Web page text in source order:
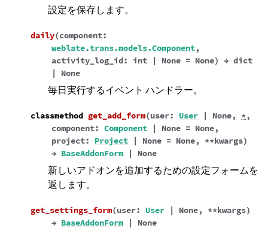
設定を保存します。
daily(component:
weblate.trans.models.Component,
activity_log_id: int | None = None) → dict
|
None
毎日実行するイベント ハンドラー。
classmethod get_add_form(user: User | None, *,
component: Component | None = None,
project: Project | None = None, **kwargs)
→ BaseAddonForm | None
新しいアドオンを追加するための設定フォームを
返します。
get_settings_form(user: User | None, **kwargs)
→ BaseAddonForm | None